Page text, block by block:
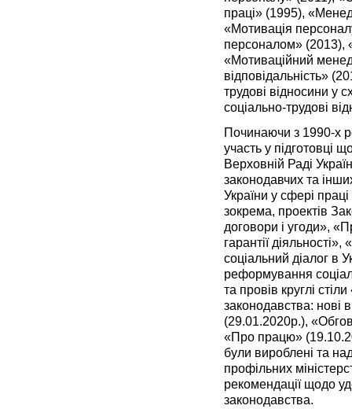
праці» (1995),
«Мотивація
персоналом» (2013),
«Мотиваційний
відповідальність»
трудові відносини у
соціально-трудові
Починаючи з 1990-х
участь у підготовці
Верховній Раді
законодавчих та
України у сфері
зокрема, проектів
договори і угоди»,
гарантії
соціальний діалог в
реформування
та провів круглі
законодавства: нові
(29.01.2020р.),
«Про працю»
були вироблені та
профільних
рекомендації щодо
законодавства.